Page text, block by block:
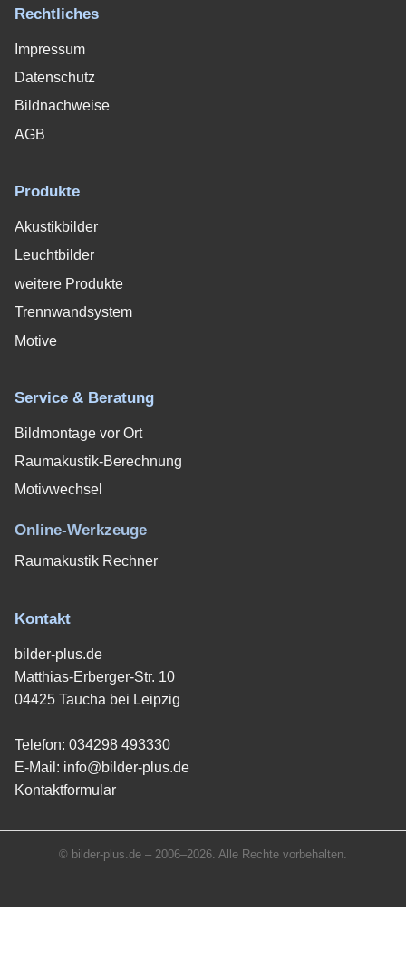
Rechtliches
Impressum
Datenschutz
Bildnachweise
AGB
Produkte
Akustikbilder
Leuchtbilder
weitere Produkte
Trennwandsystem
Motive
Service & Beratung
Bildmontage vor Ort
Raumakustik-Berechnung
Motivwechsel
Online-Werkzeuge
Raumakustik Rechner
Kontakt
bilder-plus.de
Matthias-Erberger-Str. 10
04425 Taucha bei Leipzig
Telefon: 034298 493330
E-Mail: info@bilder-plus.de
Kontaktformular
© bilder-plus.de – 2006–2026. Alle Rechte vorbehalten.